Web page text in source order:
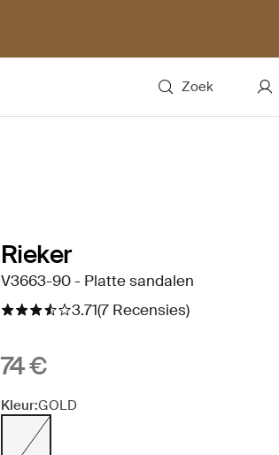
Zoek
Rieker
V3663-90 - Platte sandalen
3.71(7 Recensies)
74 €
Kleur:GOLD